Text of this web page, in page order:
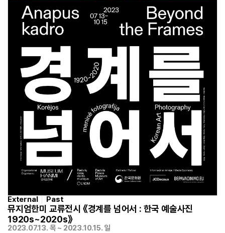
External Past
뮤지엄한미 교류전시 《경계를 넘어서 : 한국 예술사진
1920s~2020s》
2023.07.13. 목 ~ 2023.10.15. 일